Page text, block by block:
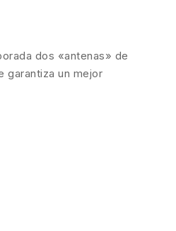
dos «antenas» de
garantiza un mejor